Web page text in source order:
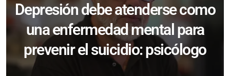
Depresión debe atenderse como
una enfermedad mental para
prevenir el suicidio: psicólogo